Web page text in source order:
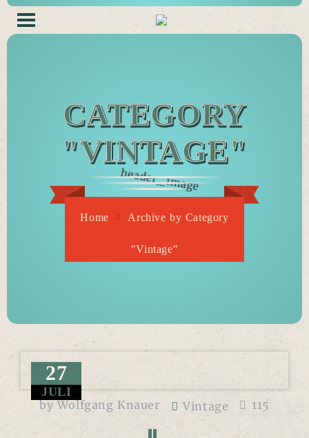
CATEGORY
"VINTAGE"
Home Archive by Category
"Vintage"
27
JULI
by Wolfgang Knauer Vintage 115